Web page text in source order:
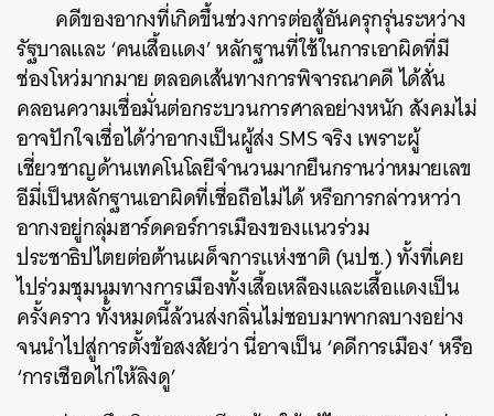
คดีของอากงที่เกิดขึ้นช่วงการต่อสู้อันครุกรุ่นระหว่าง
รัฐบาลและ ‘คนเสื้อแดง’ หลักฐานที่ใช้ในการเอาผิดที่มี
ช่องโหว่มากมาย ตลอดเส้นทางการพิจารณาคดี ได้สั่น
คลอนความเชื่อมั่นต่อกระบวนการศาลอย่างหนัก สังคมไม่
อาจปักใจเชื่อได้ว่าอากงเป็นผู้ส่ง SMS จริง เพราะผู้
เชี่ยวชาญด้านเทคโนโลยีจำนวนมากยืนกรานว่าหมายเลข
อีมี่เป็นหลักฐานเอาผิดที่เชื่อถือไม่ได้ หรือการกล่าวหาว่า
อากงอยู่กลุ่มฮาร์ดคอร์การเมืองของแนวร่วม
ประชาธิปไตยต่อต้านเผด็จการแห่งชาติ (นปช.) ทั้งที่เคย
ไปร่วมชุมนุมทางการเมืองทั้งเสื้อเหลืองและเสื้อแดงเป็น
ครั้งคราว ทั้งหมดนี้ล้วนส่งกลิ่นไม่ชอบมาพากลบางอย่าง
จนนำไปสู่การตั้งข้อสงสัยว่า นี่อาจเป็น ‘คดีการเมือง’ หรือ
‘การเชือดไก่ให้ลิงดู’